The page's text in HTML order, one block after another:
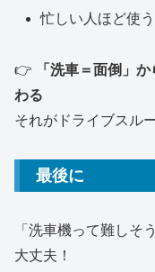
忙しい人ほど使
👉
「洗車＝面倒」
わる
それがドライブスル
最後に
「洗車機って難し
大丈夫！